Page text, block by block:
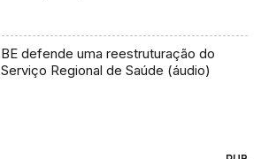
BE defende uma reestruturação do
Serviço Regional de Saúde (áudio)